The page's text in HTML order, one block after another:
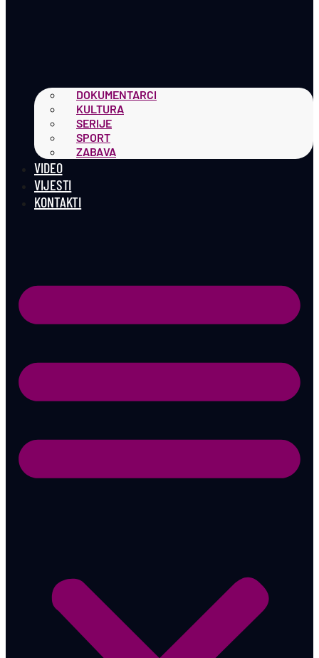
DOKUMENTARCI
KULTURA
SERIJE
SPORT
ZABAVA
VIDEO
VIJESTI
KONTAKTI